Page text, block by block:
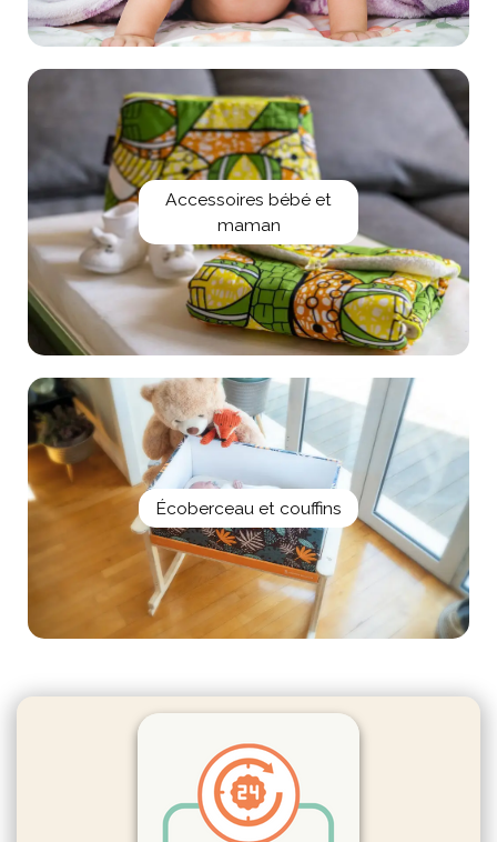
Accessoires bébé et
maman
Écoberceau et couffins